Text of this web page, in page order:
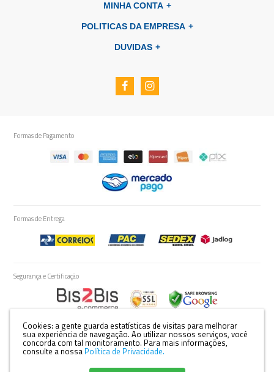
Cookies: a gente guarda estatísticas de visitas para melhorar
sua experiência de navegação. Ao utilizar nossos serviços, você
concorda com tal monitoramento. Para mais informações,
consulte a nossa Política de Privacidade.
MINHA CONTA
POLITICAS DA EMPRESA
DUVIDAS
Formas de Pagamento
Formas de Entrega
Segurança e Certificação
Razão Social: YAMAZAKI E CIA LTDA - EPP | CNPJ: 81.896.250/0001-53 | Rua:
São Salvador, 745 Bairro: Vila Ziober, Londrina-PR. |